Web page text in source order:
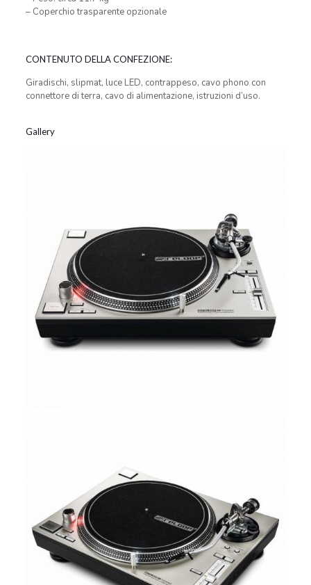
– Coperchio trasparente opzionale
CONTENUTO DELLA CONFEZIONE:
Giradischi, slipmat, luce LED, contrappeso, cavo phono con
connettore di terra, cavo di alimentazione, istruzioni d’uso.
Gallery